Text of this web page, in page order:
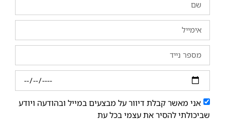
אני מאשר קבלת דיוור על מבצעים במייל ובהודעה ויודע
שביכולתי להסיר את עצמי בכל עת